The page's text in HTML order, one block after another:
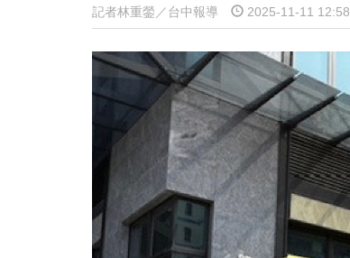
記者林重鎣／台中報導 2025-11-11 12:58